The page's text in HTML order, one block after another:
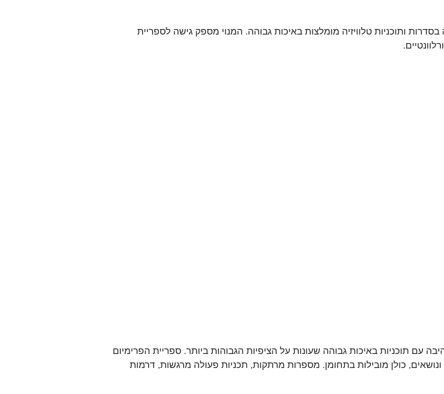
ותוכניות טלוויזיה מומלצות באיכות גבוהה. המנוי מספק גישה לספריית
עם תוכניות באיכות גבוהה שעונות על הציפיות הגבוהות ביותר. ספריית הפרימיום
כולן מובילות בתחומן. מספרות מרתקות, תכניות פעולה מרגשות, דרמות